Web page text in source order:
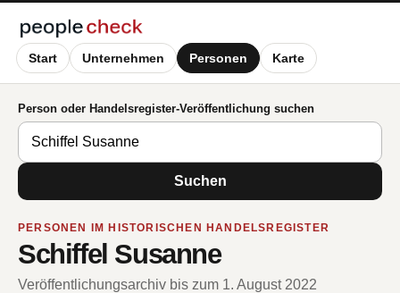
Start Unternehmen Personen Karte
Person oder Handelsregister-Veröffentlichung suchen
Suchen
PERSONEN IM HISTORISCHEN HANDELSREGISTER
Schiffel Susanne
Veröffentlichungsarchiv bis zum 1. August 2022